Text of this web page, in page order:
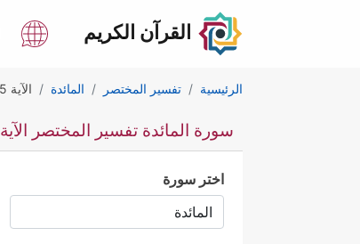
القرآن الكريم
الرئيسية تفسير المختصر المائدة الآية 105
سورة المائدة تفسير المختصر الآية 105
اختر سورة